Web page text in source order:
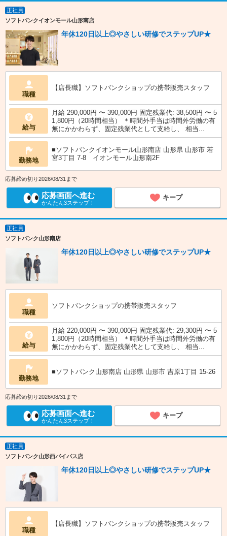
正社員
ソフトバンクイオンモール山形南店
年休120日以上◎やさしい研修でステップUP★
職種
【店長職】ソフトバンクショップの携帯販売スタッフ
給与
月給 290,000円 〜 390,000円 固定残業代: 38,500円 〜 5
1,800円（20時間相当） ＊時間外手当は時間外労働の有
無にかかわらず、固定残業代として支給し、 相当...
勤務地
■ソフトバンクイオンモール山形南店 山形県 山形市 若
宮3丁目 7‐8 イオンモール山形南2F
応募締め切り2026/08/31まで
応募画面へ進む
かんたん3ステップ！
キープ
正社員
ソフトバンク山形南店
年休120日以上◎やさしい研修でステップUP★
職種
ソフトバンクショップの携帯販売スタッフ
給与
月給 220,000円 〜 390,000円 固定残業代: 29,300円 〜 5
1,800円（20時間相当） ＊時間外手当は時間外労働の有
無にかかわらず、固定残業代として支給し、 相当...
勤務地
■ソフトバンク山形南店 山形県 山形市 吉原1丁目 15‐26
応募締め切り2026/08/31まで
応募画面へ進む
かんたん3ステップ！
キープ
正社員
ソフトバンク山形西バイパス店
年休120日以上◎やさしい研修でステップUP★
職種
【店長職】ソフトバンクショップの携帯販売スタッフ